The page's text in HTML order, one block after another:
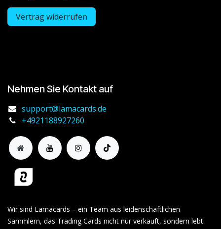
Vertrag widerrufen
Nehmen Sie Kontakt auf
support@lamacards.de
+4921188927260
Wir sind Lamacards – ein Team aus leidenschaftlichen
Sammlern, das Trading Cards nicht nur verkauft, sondern lebt.